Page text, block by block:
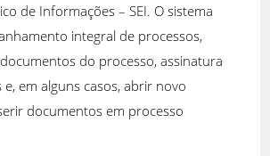
de Informações – SEI. O sistema
integral de processos,
do processo, assinatura
em alguns casos, abrir novo
documentos em processo